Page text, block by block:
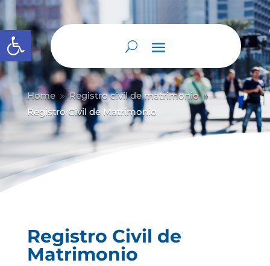
Abrir barra de herramientas
Home 9 Registro civil de matrimonio 9
Registro Civil de Matrimonio
Registro Civil de
Matrimonio